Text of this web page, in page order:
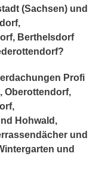
(Sachsen) und
Berthelsdorf
Profi
Oberottendorf,
Hohwald,
und
und